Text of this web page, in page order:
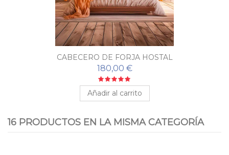
CABECERO DE FORJA HOSTAL
180,00 €
Añadir al carrito
16 PRODUCTOS EN LA MISMA CATEGORÍA